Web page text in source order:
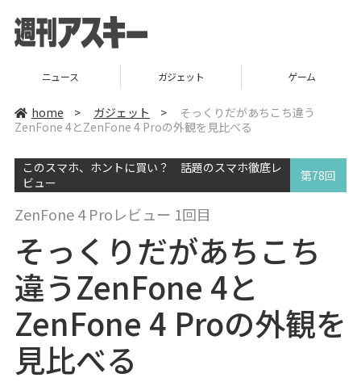
ニュース ガジェット ゲーム
home > ガジェット >
そっくりだがあちこち違う
ZenFone 4とZenFone 4 Proの外観を見比べる
このスマホ、ホントに買い？ 話題のスマホ徹底レ
ビュー
第78回
ZenFone 4 Proレビュー 1回目
そっくりだがあちこち
違うZenFone 4と
ZenFone 4 Proの外観を
見比べる